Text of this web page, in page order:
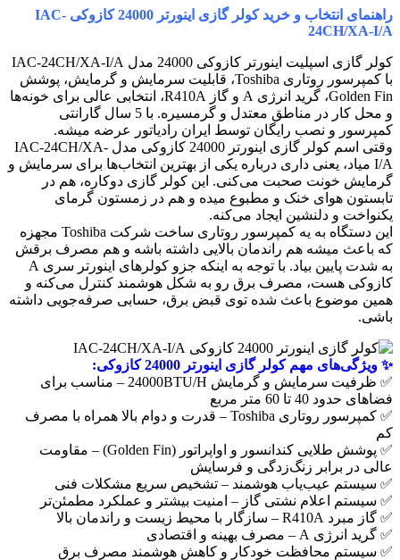
راهنمای انتخاب و خرید کولر گازی اینورتر 24000 کازوکی IAC-
24CH/XA-I/A
کولر گازی اسپلیت اینورتر کازوکی 24000 مدل IAC-24CH/XA-I/A
با کمپرسور روتاری Toshiba، قابلیت سرمایش و گرمایش، پوشش
Golden Fin، گرید انرژی A و گاز R410A، انتخابی عالی برای خونه‌ها
و محل کار در مناطق معتدل و گرمسیره. با 5 سال گارانتی
کمپرسور و نصب رایگان توسط ایران رادیاتور عرضه میشه.
وقتی اسم کولر گازی اینورتر 24000 کازوکی مدل IAC-24CH/XA-
I/A میاد، یعنی داری درباره یکی از بهترین انتخاب‌ها برای سرمایش و
گرمایش خونت صحبت می‌کنی. این کولر گازی دوکاره، هم در
تابستون هوای خنک و مطبوع میده و هم در زمستون گرمای
یکنواخت و دلنشین ایجاد می‌کنه.
این دستگاه به یه کمپرسور روتاری ساخت شرکت Toshiba مجهزه
که باعث میشه هم راندمان بالایی داشته باشه و هم مصرف برقش
به شدت پایین بیاد. با توجه به اینکه جزو کولرهای اینورتر سری A
کازوکی هست، مصرف برق رو به شکل هوشمند کنترل می‌کنه و
همین موضوع باعث شده توی قبض برق، حسابی صرفه‌جویی داشته
باشی.
✨ ویژگی‌های مهم کولر گازی اینورتر 24000 کازوکی:
✅ ظرفیت سرمایش و گرمایش 24000BTU/H – مناسب برای
فضاهای حدود 40 تا 60 متر مربع
✅ کمپرسور روتاری Toshiba – قدرت و دوام بالا همراه با مصرف
کم
✅ پوشش طلایی کندانسور و اواپراتور (Golden Fin) – مقاومت
عالی در برابر زنگ‌زدگی و فرسایش
✅ سیستم عیب‌یاب هوشمند – تشخیص سریع مشکلات فنی
✅ سیستم اعلام نشتی گاز – امنیت بیشتر و عملکرد مطمئن‌تر
✅ گاز مبرد R410A – سازگار با محیط زیست و راندمان بالا
✅ گرید انرژی A – مصرف بهینه و اقتصادی
✅ سیستم محافظت خودکار و کاهش هوشمند مصرف برق